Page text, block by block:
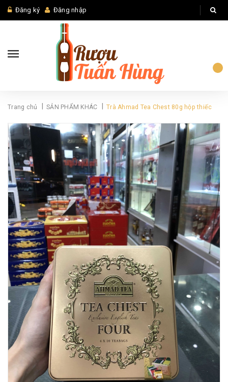
Đăng ký Đăng nhập
Trang chủ SẢN PHẨM KHÁC Trà Ahmad Tea Chest 80g hộp thiếc